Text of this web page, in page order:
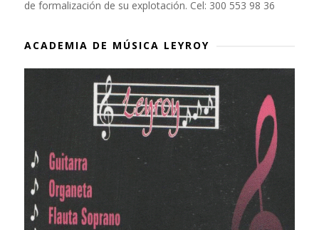
de formalización de su explotación. Cel: 300 553 98 36
ACADEMIA DE MÚSICA LEYROY